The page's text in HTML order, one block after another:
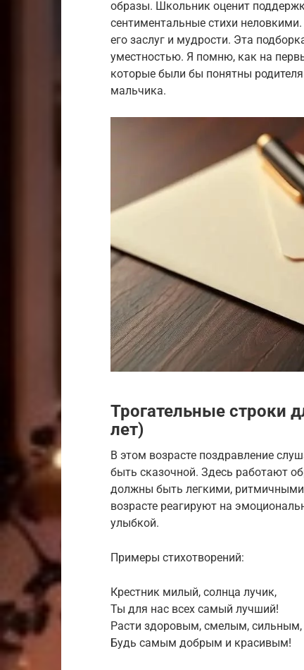
образы. Школьник оценит
сентиментальные стихи
его заслуг и мудрости. Эта
уместностью. Я помню, как на
которые были бы понятны
мальчика.
Трогательные строки
лет)
В этом возрасте поздравление
быть сказочной. Здесь работают
должны быть легкими,
возрасте реагируют на
улыбкой.
Примеры стихотворений:
Крестник милый, солнца лучик,
Ты для нас всех самый лучший!
Расти здоровым, смелым, сильным,
Будь самым добрым и красивым!